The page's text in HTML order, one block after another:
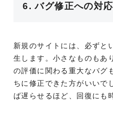
6. バグ修正への対
新規のサイトには、必ずと
生します。小さなものもあ
の評価に関わる重大なバグ
ちに修正できた方がいいで
ば遅らせるほど、回復にも